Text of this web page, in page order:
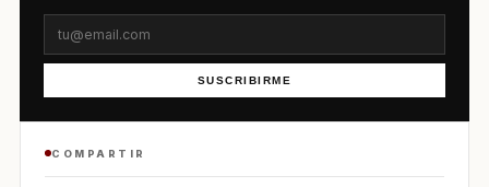
SUSCRIBIRME
COMPARTIR